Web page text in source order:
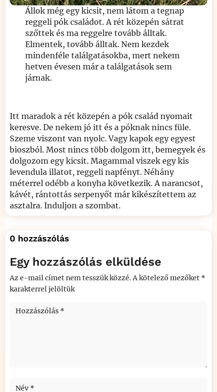
Állok még egy kicsit, nem látom a tegnap
reggeli pók családot. A rét közepén sátrat
szőttek és ma reggelre tovább álltak.
Elmentek, tovább álltak. Nem kezdek
mindenféle találgatásokba, mert nekem
hetven évesen már a találgatások sem
járnak.
Itt maradok a rét közepén a pók család nyomait
keresve. De nekem jó itt és a póknak nincs füle.
Szeme viszont van nyolc. Vagy kapok egy egyest
bioszból. Most nincs több dolgom itt, bemegyek és
dolgozom egy kicsit. Magammal viszek egy kis
levendula illatot, reggeli napfényt. Néhány
méterrel odébb a konyha következik. A narancsot,
kávét, rántottás serpenyőt már kikészítettem az
asztalra. Induljon a szombat.
0 hozzászólás
Egy hozzászólás elküldése
Az e-mail címet nem tesszük közzé. A kötelező mezőket *
karakterrel jelöltük